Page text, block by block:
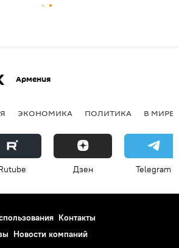
Армения
ЭКОНОМИКА ПОЛИТИКА В МИРЕ
Дзен Telegram
Контакты
Новости компаний